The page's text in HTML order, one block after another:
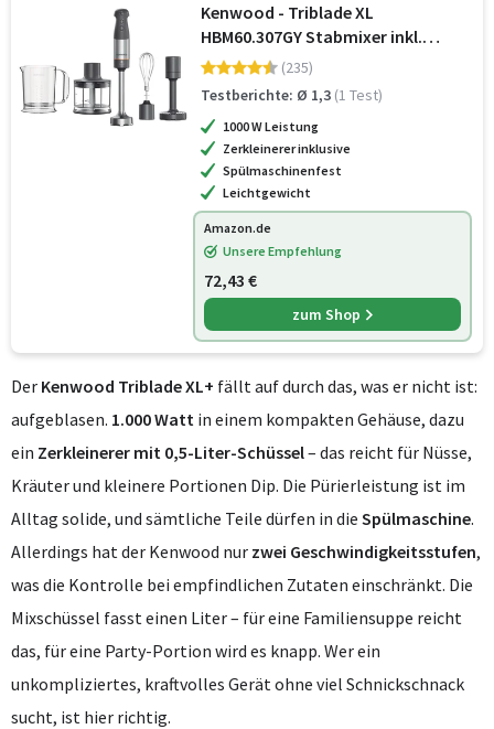
Kenwood - Triblade XL
HBM60.307GY Stabmixer inkl.
Schneebesen, Messbecher,
Kartoffelstampfer & Zerkleinerer,
SureGrip Technologie, variable
Geschwindigkeit, 1.0
(235)
Testberichte: Ø 1,3 (1 Test)
1000 W Leistung
Zerkleinerer inklusive
Spülmaschinenfest
Leichtgewicht
Amazon.de
Unsere Empfehlung
72,43 €
zum Shop
Der Kenwood Triblade XL+ fällt auf durch das, was er nicht ist:
aufgeblasen. 1.000 Watt in einem kompakten Gehäuse, dazu
ein Zerkleinerer mit 0,5-Liter-Schüssel– das reicht für Nüsse,
Kräuter und kleinere Portionen Dip. Die Pürierleistung ist im
Alltag solide, und sämtliche Teile dürfen in die Spülmaschine.
Allerdings hat der Kenwood nur zwei Geschwindigkeitsstufen,
was die Kontrolle bei empfindlichen Zutaten einschränkt. Die
Mixschüssel fasst einen Liter – für eine Familiensuppe reicht
das, für eine Party-Portion wird es knapp. Wer ein
unkompliziertes, kraftvolles Gerät ohne viel Schnickschnack
sucht, ist hier richtig.